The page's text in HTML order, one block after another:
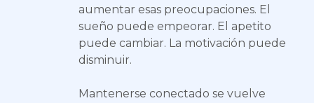
aumentar esas preocupaciones. El
sueño puede empeorar. El apetito
puede cambiar. La motivación puede
disminuir.
Mantenerse conectado se vuelve